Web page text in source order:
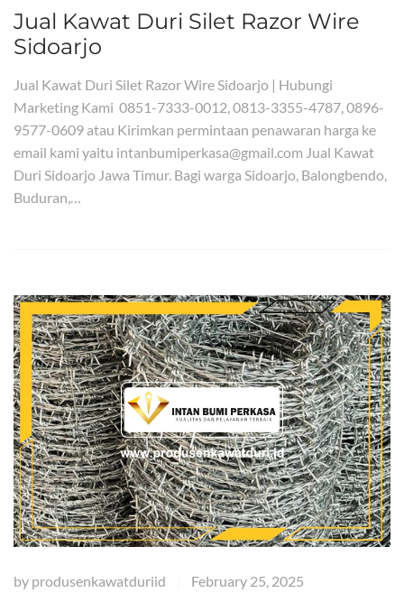
Jual Kawat Duri Silet Razor Wire
Sidoarjo
Jual Kawat Duri Silet Razor Wire Sidoarjo | Hubungi
Marketing Kami 0851-7333-0012, 0813-3355-4787, 0896-
9577-0609 atau Kirimkan permintaan penawaran harga ke
email kami yaitu intanbumiperkasa@gmail.com Jual Kawat
Duri Sidoarjo Jawa Timur. Bagi warga Sidoarjo, Balongbendo,
Buduran,…
by produsenkawatduriid February 25, 2025